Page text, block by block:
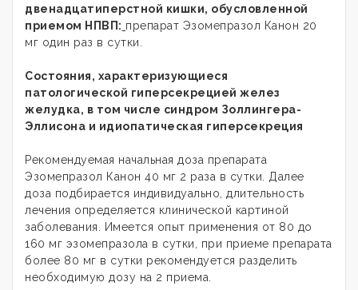
двенадцатиперстной кишки, обусловленной
приемом НПВП: препарат Эзомепразол Канон 20
мг один раз в сутки.
Состояния, характеризующиеся
патологической гиперсекрецией желез
желудка, в том числе синдром Золлингера-
Эллисона и идиопатическая гиперсекреция
Рекомендуемая начальная доза препарата
Эзомепразол Канон 40 мг 2 раза в сутки. Далее
доза подбирается индивидуально, длительность
лечения определяется клинической картиной
заболевания. Имеется опыт применения от 80 до
160 мг эзомепразола в сутки, при приеме препарата
более 80 мг в сутки рекомендуется разделить
необходимую дозу на 2 приема.